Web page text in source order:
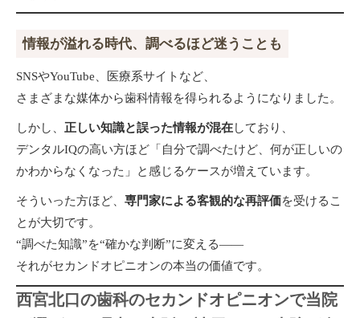
情報が溢れる時代、調べるほど迷うことも
SNSやYouTube、医療系サイトなど、
さまざまな媒体から歯科情報を得られるようになりました。
しかし、 正しい知識と誤った情報が混在しており、
デンタルIQの高い方ほど「自分で調べたけど、何が正しいの
かわからなくなった」と感じるケースが増えています。
そういった方ほど、 専門家による客観的な再評価を受けるこ
とが大切です。
“調べた知識”を“確かな判断”に変える——
それがセカンドオピニオンの本当の価値です。
西宮北口の歯科のセカンドオピニオンで当院